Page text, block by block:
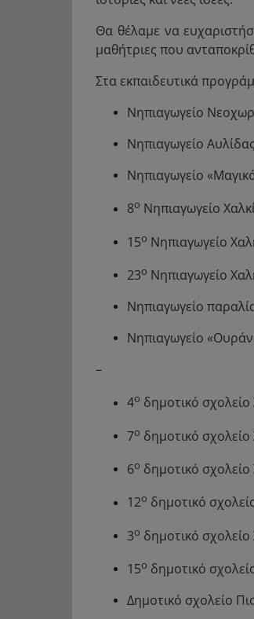
Θα θέλαμε να
μαθήτριες που
Στα εκπαιδευτικά
Νηπιαγωγείο
Νηπιαγωγείο Αυλίδας
Νηπιαγωγείο
8ο Νηπιαγωγείο
15ο Νηπιαγωγείο
23ο Νηπιαγωγείο
Νηπιαγωγείο
Νηπιαγωγείο
–
4ο δημοτικό σχολείο
7ο δημοτικό σχολείο
6ο δημοτικό σχολείο
12ο δημοτικό
3ο δημοτικό σχολείο
15ο δημοτικό
Δημοτικό σχολείο